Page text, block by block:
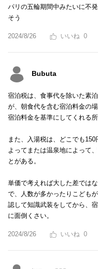
パリの五輪期間中みたいに不
そう
2024/8/26 0
Bubuta
宿泊税は、食事代を除いた素
が、朝食代を含む宿泊料金の
宿泊料金を基準にしてくれる
また、入湯税は、どこでも
よってまたは温泉地によって
とがある。
単価で考えれば大した差では
で、人数が多かったりこども
認して知識武装をしてから、
に面倒くさい。
2024/8/26 0